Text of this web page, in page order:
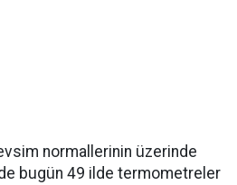
normallerinin üzerinde
bugün 49 ilde termometreler